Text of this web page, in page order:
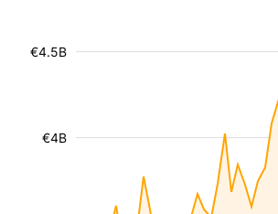
€4B
€4.5B